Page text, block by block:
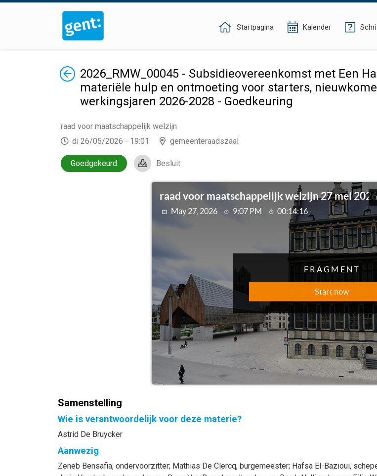
Startpagina Kalender
Terug2026_RMW_00045 - Subsidieovereenkomst met Een
materiële hulp en ontmoeting voor starters,
werkingsjaren 2026-2028 - Goedkeuring
raad voor maatschappelijk welzijn
di 26/05/2026 - 19:01
gemeenteraadszaal
Goedgekeurd Besluit
Samenstelling
Wie is verantwoordelijk voor deze materie?
Astrid De Bruycker
Aanwezig
Zeneb Bensafia, ondervoorzitter; Mathias De Clercq, burgemeester; Hafsa El-Bazioui,